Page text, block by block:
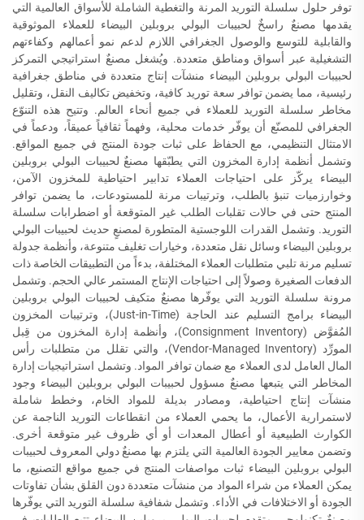
توفر حلول سلسلة التوريد المرنة والتغطية الشاملة للأسواق العالمية التي
يقدمها مصنعٌ راسخٌ لحبيبات البولي بروبلين البيضاء للعملاء الموثوقية
والقابلية للتوسع والوصول الجغرافي اللازم لدعم نمو أعمالهم وكفاءتهم
التشغيلية عبر أسواق ومناطق متعددة. ويُشغل مصنعٌ استراتيجي التمركز
لحبيبات البولي بروبلين البيضاء منشآت إنتاج متعددة في مناطق جغرافية
رئيسية، مما يضمن توافر سعة توريد كافية، وتخفيض تكاليف النقل، وتقليل
مخاطر سلسلة التوريد للعملاء في جميع أنحاء العالم. وتتيح هذه التنوّع
الجغرافي للمصنّع أن يوفّر خدمات محلية، وفهماً ثقافياً عميقاً، ودعماً في
الامتثال التنظيمي، مع الحفاظ على ثبات جودة المنتج في جميع المواقع.
وتشمل أنظمة إدارة المخزون التي يطبّقها مصنعٌ لحبيبات البولي بروبلين
البيضاء يركّز على احتياجات العملاء تدابير احتياطية للمخزون الآمن،
وخوارزميات تنبؤ بالطلب، وترتيبات مرنة للمستودعات، ما يضمن توافر
المنتج حتى في حالات تقلبات الطلب غير المتوقعة أو اضطرابات سلسلة
التوريد. وتشمل القدرات اللوجستية المتطورة لمصنعٍ حديث لحبيبات البولي
بروبلين البيضاء وسائل نقل متعددة، وخيارات تغليف متنوعة، وأنظمة جدولة
تسليم مرنة تلبي متطلبات العملاء المختلفة، بدءاً من التطبيقات الخاصة ذات
الدفعات الصغيرة وصولاً إلى احتياجات الإنتاج المستمر عالي الحجم. وتشمل
مرونة سلسلة التوريد التي يوفّرها مصنعٌ متكيف لحبيبات البولي بروبلين
البيضاء برامج التسليم عند الحاجة (Just-in-Time)، وترتيبات المخزون
المُفوَّض (Consignment Inventory)، وأنظمة إدارة المخزون من قِبل
المورِّد (Vendor-Managed Inventory)، والتي تقلل من متطلبات رأس
المال العامل لدى العملاء مع ضمان توافر المواد. وتشمل استراتيجيات إدارة
المخاطر التي يتبعها مصنعٌ مسؤول لحبيبات البولي بروبلين البيضاء وجود
منشآت إنتاج احتياطية، ومصادر بديلة للمواد الخام، وخطط شاملة
لاستمرارية الأعمال، ما يحمي العملاء من انقطاعات التوريد الناجمة عن
الكوارث الطبيعية أو أعطال المعدات أو أي ظروف غير متوقعة أخرى.
وتضمن معايير الجودة العالمية التي يلتزم بها مصنعٌ دولي المعروف لحبيبات
البولي بروبلين البيضاء ثبات مواصفات المنتج في جميع مواقع التصنيع، ما
يمكن العملاء من شراء المواد من منشآت متعددة دون القلق بشأن تفاوتات
الجودة أو الاختلافات في الأداء. وتشمل شفافية سلسلة التوريد التي يوفّرها